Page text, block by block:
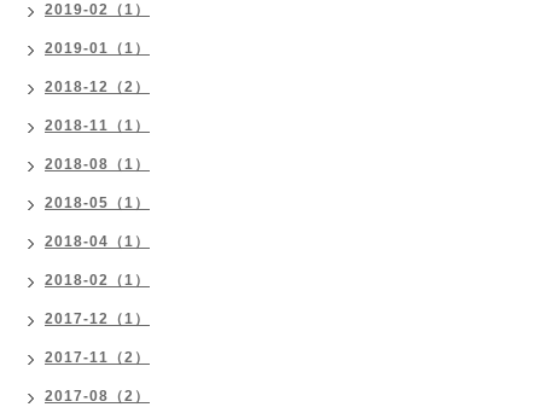
2019-02（1）
2019-01（1）
2018-12（2）
2018-11（1）
2018-08（1）
2018-05（1）
2018-04（1）
2018-02（1）
2017-12（1）
2017-11（2）
2017-08（2）